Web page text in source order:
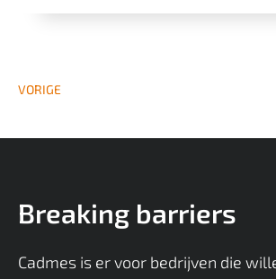
VORIGE
Breaking barriers
Cadmes is er voor bedrijven die